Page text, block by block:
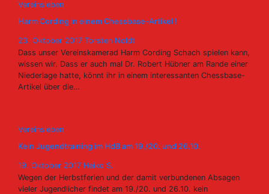
Vereinsleben
Harm Cording in einem Chessbase-Artikel !
23. Oktober 2017 Torsten Noldt
Dass unser Vereinskamerad Harm Cording Schach spielen kann,
wissen wir. Dass er auch mal Dr. Robert Hübner am Rande einer
Niederlage hatte, könnt ihr in einem interessanten Chessbase-
Artikel über die…
Vereinsleben
Kein Jugendtraining im HdB am 19./20. und 26.10.
19. Oktober 2017 Heiko S.
Wegen der Herbstferien und der damit verbundenen Absagen
vieler Jugendlicher findet am 19./20. und 26.10. kein